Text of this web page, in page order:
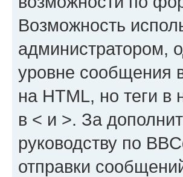
Возможность
администратором,
уровне сообщения
на HTML, но теги в
в < и >. За
руководству по
отправки